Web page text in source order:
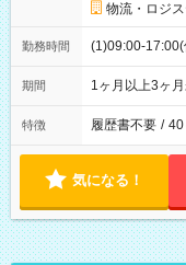
物流・ロジ
勤務時間 (1)09:00-
期間 1ヶ月以上3ヶ
特徴 履歴書不要 / 40
気になる！